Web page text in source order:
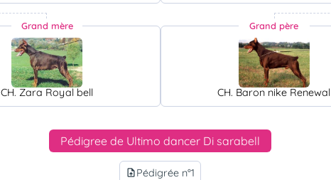
Grand mère
CH. Zara Royal bell
Grand père
CH. Baron nike Renewal
Pédigree de Ultimo dancer Di sarabell
upload_file Pédigrée n°1